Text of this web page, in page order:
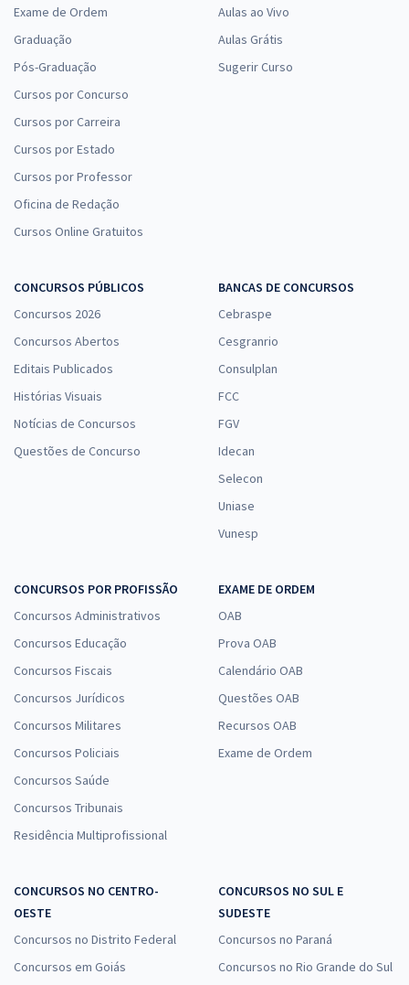
Exame de Ordem
Graduação
Pós-Graduação
Cursos por Concurso
Cursos por Carreira
Cursos por Estado
Cursos por Professor
Oficina de Redação
Cursos Online Gratuitos
Aulas ao Vivo
Aulas Grátis
Sugerir Curso
CONCURSOS PÚBLICOS
Concursos 2026
Concursos Abertos
Editais Publicados
Histórias Visuais
Notícias de Concursos
Questões de Concurso
BANCAS DE CONCURSOS
Cebraspe
Cesgranrio
Consulplan
FCC
FGV
Idecan
Selecon
Uniase
Vunesp
CONCURSOS POR PROFISSÃO
Concursos Administrativos
Concursos Educação
Concursos Fiscais
Concursos Jurídicos
Concursos Militares
Concursos Policiais
Concursos Saúde
Concursos Tribunais
Residência Multiprofissional
EXAME DE ORDEM
OAB
Prova OAB
Calendário OAB
Questões OAB
Recursos OAB
Exame de Ordem
CONCURSOS NO CENTRO-
OESTE
Concursos no Distrito Federal
Concursos em Goiás
CONCURSOS NO SUL E
SUDESTE
Concursos no Paraná
Concursos no Rio Grande do Sul